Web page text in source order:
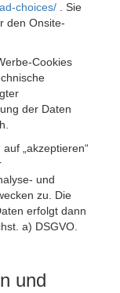
choices/
. Sie
den Onsite-
Cookies
der Daten
„akzeptieren“
und
zu. Die
erfolgt dann
a) DSGVO.
und